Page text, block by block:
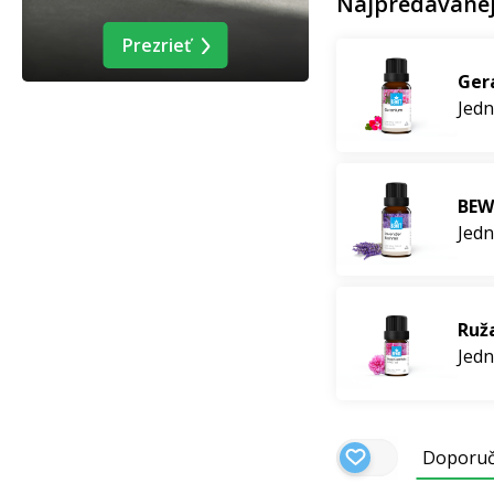
Prezrieť
esenciálnych olejov.
Telo – ľahkosť
Doprajte svojej
maslom
a zmes
pokožku po
deň, vyskúšajte
Vlasy – sila a
Slnko aj slaná
podporu rastu.
pomocou zmesi